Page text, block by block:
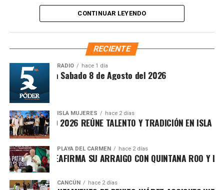
preservación de las tradiciones culinarias que han dado
prestigio al destino.CONTINUAR LEYENDO
RECIENTE
RADIO hace 1 día
Matutina Sabado 8 de Agosto del 2026
ISLA MUJERES hace 2 días
ISLEÑO 2026 REÚNE TALENTO Y TRADICIÓN EN ISLA
PLAYA DEL CARMEN hace 2 días
MARÍN REAFIRMA SU ARRAIGO CON QUINTANA ROO Y
CANCÚN hace 2 días